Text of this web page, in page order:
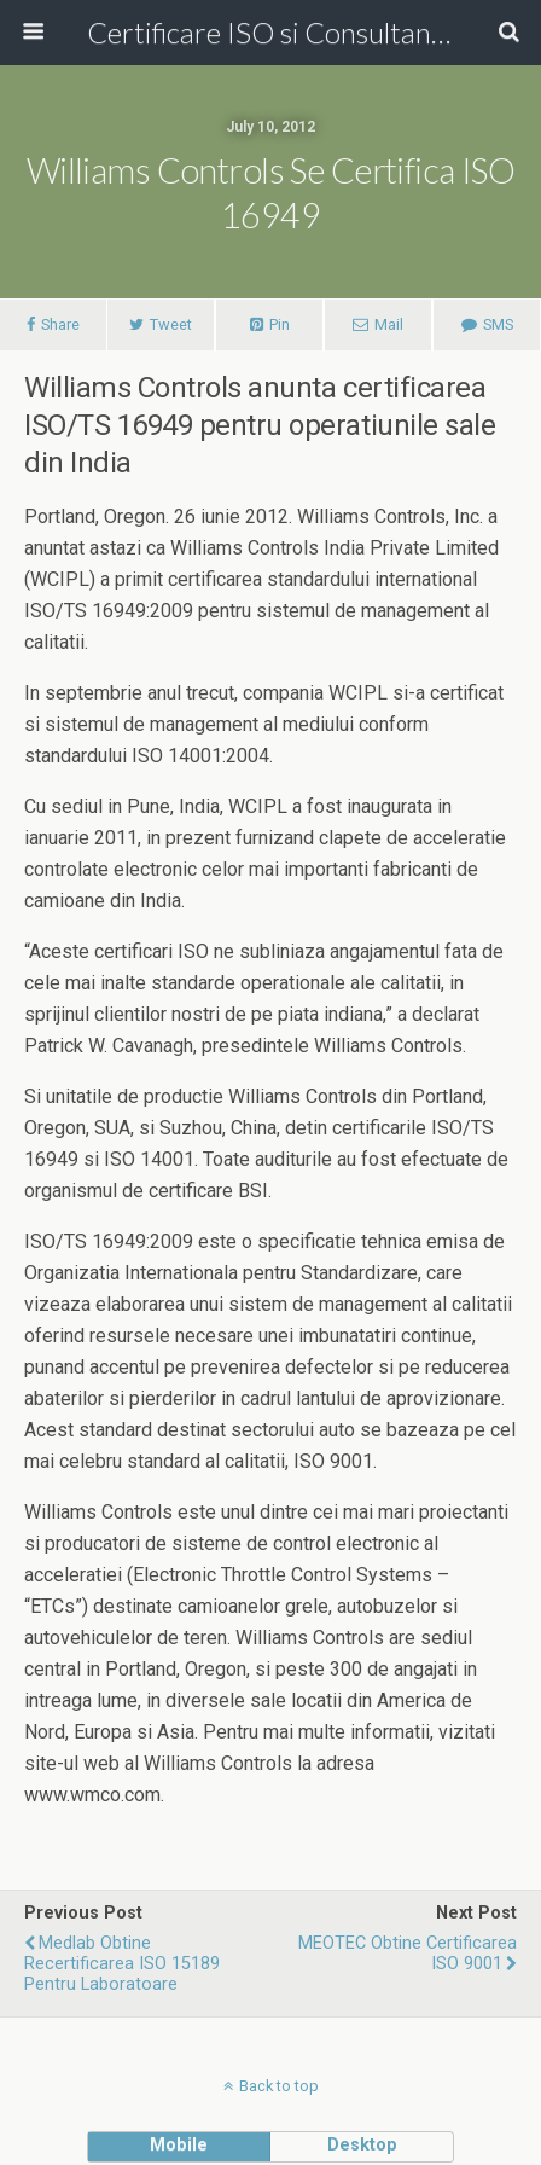
Certificare ISO si Consultanta ISO Online!
July 10, 2012
Williams Controls Se Certifica ISO
16949
Share Tweet Pin Mail SMS
Williams Controls anunta certificarea
ISO/TS 16949 pentru operatiunile sale
din India
Portland, Oregon. 26 iunie 2012. Williams Controls, Inc. a
anuntat astazi ca Williams Controls India Private Limited
(WCIPL) a primit certificarea standardului international
ISO/TS 16949:2009 pentru sistemul de management al
calitatii.
In septembrie anul trecut, compania WCIPL si-a certificat
si sistemul de management al mediului conform
standardului ISO 14001:2004.
Cu sediul in Pune, India, WCIPL a fost inaugurata in
ianuarie 2011, in prezent furnizand clapete de acceleratie
controlate electronic celor mai importanti fabricanti de
camioane din India.
“Aceste certificari ISO ne subliniaza angajamentul fata de
cele mai inalte standarde operationale ale calitatii, in
sprijinul clientilor nostri de pe piata indiana,” a declarat
Patrick W. Cavanagh, presedintele Williams Controls.
Si unitatile de productie Williams Controls din Portland,
Oregon, SUA, si Suzhou, China, detin certificarile ISO/TS
16949 si ISO 14001. Toate auditurile au fost efectuate de
organismul de certificare BSI.
ISO/TS 16949:2009 este o specificatie tehnica emisa de
Organizatia Internationala pentru Standardizare, care
vizeaza elaborarea unui sistem de management al calitatii
oferind resursele necesare unei imbunatatiri continue,
punand accentul pe prevenirea defectelor si pe reducerea
abaterilor si pierderilor in cadrul lantului de aprovizionare.
Acest standard destinat sectorului auto se bazeaza pe cel
mai celebru standard al calitatii, ISO 9001.
Williams Controls este unul dintre cei mai mari proiectanti
si producatori de sisteme de control electronic al
acceleratiei (Electronic Throttle Control Systems –
“ETCs”) destinate camioanelor grele, autobuzelor si
autovehiculelor de teren. Williams Controls are sediul
central in Portland, Oregon, si peste 300 de angajati in
intreaga lume, in diversele sale locatii din America de
Nord, Europa si Asia. Pentru mai multe informatii, vizitati
site-ul web al Williams Controls la adresa
www.wmco.com.
Previous Post
Medlab Obtine
Recertificarea ISO 15189
Pentru Laboratoare
Next Post
MEOTEC Obtine Certificarea
ISO 9001
Back to top
Mobile Desktop